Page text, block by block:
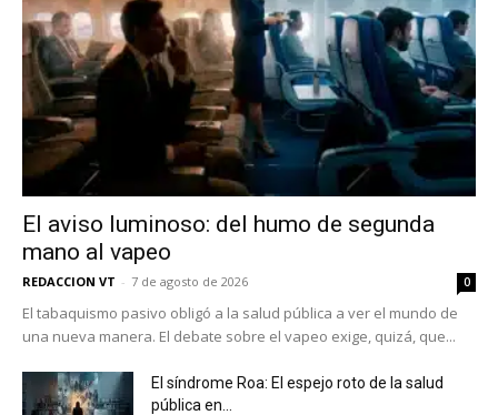
El aviso luminoso: del humo de segunda
mano al vapeo
REDACCION VT - 7 de agosto de 2026 0
El tabaquismo pasivo obligó a la salud pública a ver el mundo de
una nueva manera. El debate sobre el vapeo exige, quizá, que...
El síndrome Roa: El espejo roto de la salud
pública en...